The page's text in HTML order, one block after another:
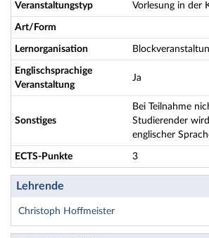
Veranstaltungstyp Vorlesung in der
Art/Form
Lernorganisation
Englischsprachige
Veranstaltung
Ja
Sonstiges
Bei Teilnahme
Studierender
englischer
ECTS-Punkte 3
Lehrende
Christoph Hoffmeister